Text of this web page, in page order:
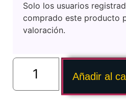
Solo los usuarios
comprado este producto
valoración.
Añadir al